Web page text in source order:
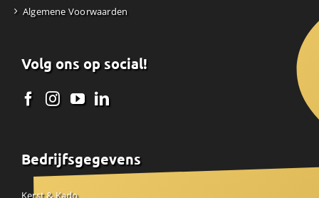
Algemene Voorwaarden
Volg ons op social!
Bedrijfsgegevens
Kerst & Kado